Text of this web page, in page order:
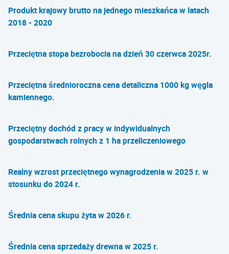
Produkt krajowy brutto na jednego mieszkańca w latach
2018 - 2020
Przeciętna stopa bezrobocia na dzień 30 czerwca 2025r.
Przeciętna średnioroczna cena detaliczna 1000 kg węgla
kamiennego.
Przeciętny dochód z pracy w indywidualnych
gospodarstwach rolnych z 1 ha przeliczeniowego
Realny wzrost przeciętnego wynagrodzenia w 2025 r. w
stosunku do 2024 r.
Średnia cena skupu żyta w 2026 r.
Średnia cena sprzedaży drewna w 2025 r.